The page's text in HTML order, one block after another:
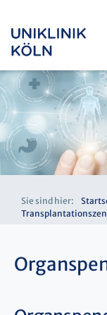
Sie sind hier: